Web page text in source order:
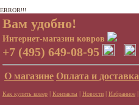
ERROR!!!
Вам удобно!
Интернет-магазин ковров
+7 (495) 649-08-95
О магазине Оплата и доставка
Как купить ковер | Контакты | Новости | Избранное |